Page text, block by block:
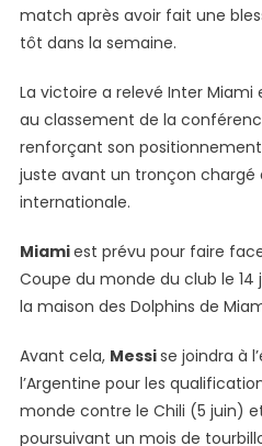
match après avoir fait une
tôt dans la semaine.
La victoire a relevé Inter
au classement de la
renforçant son
juste avant un tronçon
internationale.
Miamiest prévu pour faire
Coupe du monde du club le 14
la maison des Dolphins de
Avant cela, Messise joindra à
l’Argentine pour les
monde contre le Chili (5 juin)
poursuivant un mois de